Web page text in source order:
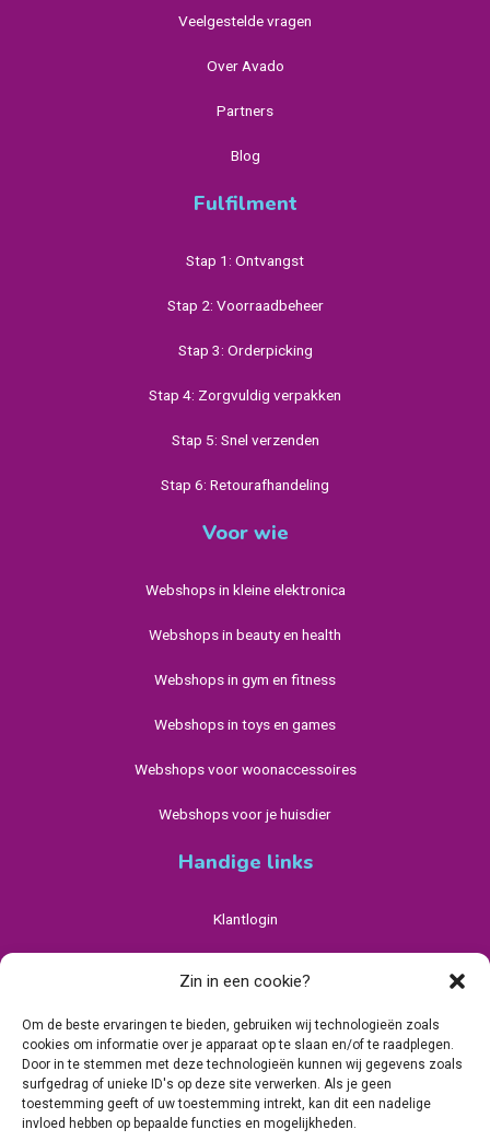
Zin in een cookie?
Om de beste ervaringen te bieden, gebruiken wij technologieën zoals
cookies om informatie over je apparaat op te slaan en/of te raadplegen.
Door in te stemmen met deze technologieën kunnen wij gegevens zoals
surfgedrag of unieke ID's op deze site verwerken. Als je geen
toestemming geeft of uw toestemming intrekt, kan dit een nadelige
invloed hebben op bepaalde functies en mogelijkheden.
Veelgestelde vragen
Over Avado
Partners
Blog
Fulfilment
Stap 1: Ontvangst
Stap 2: Voorraadbeheer
Stap 3: Orderpicking
Stap 4: Zorgvuldig verpakken
Stap 5: Snel verzenden
Stap 6: Retourafhandeling
Voor wie
Webshops in kleine elektronica
Webshops in beauty en health
Webshops in gym en fitness
Webshops in toys en games
Webshops voor woonaccessoires
Webshops voor je huisdier
Handige links
Klantlogin
Cookiebeleid (EU)